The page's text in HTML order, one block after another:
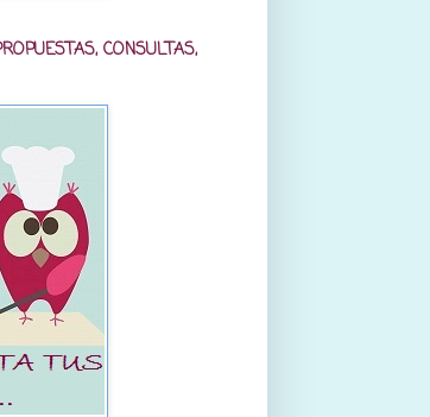
CONSULTAS,